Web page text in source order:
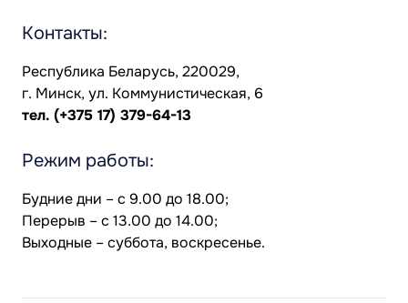
Контакты:
Республика Беларусь, 220029,
г. Минск, ул. Коммунистическая, 6
тел. (+375 17) 379-64-13
Режим работы:
Будние дни – с 9.00 до 18.00;
Перерыв – с 13.00 до 14.00;
Выходные – суббота, воскресенье.